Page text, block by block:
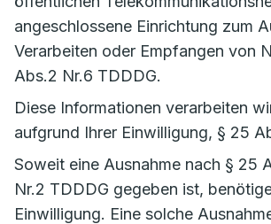
angeschlossene Einrichtung zum
Verarbeiten oder Empfangen von
Abs.2 Nr.6 TDDDG.
Diese Informationen verarbeiten
aufgrund Ihrer Einwilligung, § 25
Soweit eine Ausnahme nach § 25
Nr.2 TDDDG gegeben ist,
Einwilligung. Eine solche